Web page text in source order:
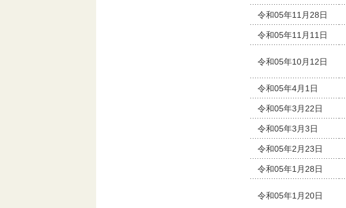
令和05年11月28日
令和05年11月11日
令和05年10月12日
令和05年4月1日
令和05年3月22日
令和05年3月3日
令和05年2月23日
令和05年1月28日
令和05年1月20日